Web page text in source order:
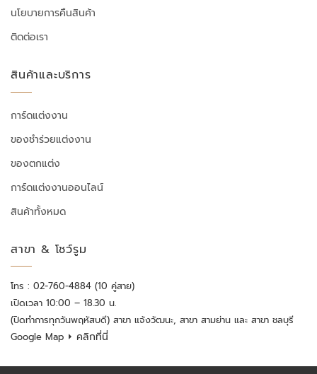
นโยบายการคืนสินค้า
ติดต่อเรา
สินค้าและบริการ
การ์ดแต่งงาน
ของชำร่วยแต่งงาน
ของตกแต่ง
การ์ดแต่งงานออนไลน์
สินค้าทั้งหมด
สาขา & โชว์รูม
โทร : 02-760-4884 (10 คู่สาย)
เปิดเวลา 10:00 – 18.30 น.
(ปิดทำการทุกวันพฤหัสบดี) สาขา แจ้งวัฒนะ, สาขา สามย่าน และ สาขา ชลบุรี
Google Map ⏵ คลิกที่นี่